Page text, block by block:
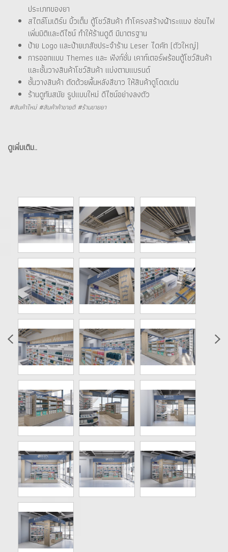
ประเภทของยา
สไตล์โมเดิร์น บิ้วเต็ม ตู้โชว์สินค้า ทำโครงสร้างฝ้าระแนง ซ่อนไฟ
เพิ่มมิติและดีไซน์ ทำให้ร้านดูดี มีมาตรฐาน
ป้าย Logo และป้ายเภสัชประจำร้าน Leser ไดคัท (ตัวใหญ่)
การออกแบบ Themes และ ฟังก์ชั่น เคาท์เตอร์พร้อมตู้โชว์สินค้า
และชั้นวางสินค้าโชว์สินค้า แบ่งตามแบรนด์
ชั้นวางสินค้า ตัดด้วยพื้นหลังสีขาว ให้สินค้าดูโดดเด่น
ร้านดูทันสมัย รูปแบบใหม่ ดีไซน์อย่างลงตัว
#สินค้าใหม่ #สินค้าค้าขายดี #ร้านขายยา
ดูเพิ่มเติม..